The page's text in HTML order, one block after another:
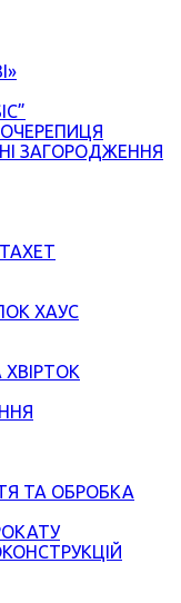
ЗАГОРОДЖЕННЯ
ХАУС
ТА ОБРОБКА